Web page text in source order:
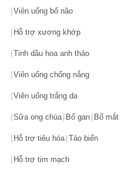
Viên uống bổ não
Hỗ trợ xương khớp
Tinh dầu hoa anh thảo
Viên uống chống nắng
Viên uống trắng da
Sữa ong chúa Bổ gan Bổ mắt
Hỗ trợ tiêu hóa Tảo biển
Hỗ trợ tim mạch